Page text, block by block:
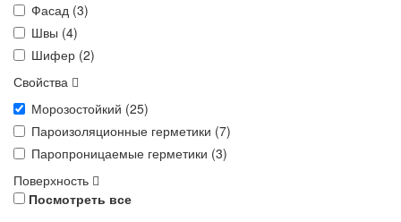
Фасад (3)
Швы (4)
Шифер (2)
Свойства
Морозостойкий (25)
Пароизоляционные герметики (7)
Паропроницаемые герметики (3)
Поверхность
Посмотреть все